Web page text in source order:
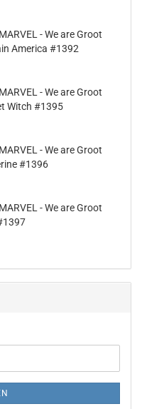
- We are Groot
Ame­ri­ca #1392
- We are Groot
Witch #1395
- We are Groot
#1396
- We are Groot